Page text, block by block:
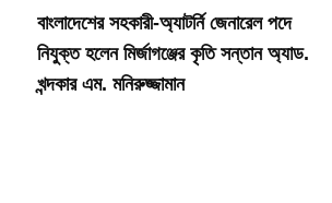
বাংলাদেশের সহকারী-অ্যাটর্নি জেনারেল পদে
নিযুক্ত হলেন মির্জাগঞ্জের কৃতি সন্তান অ্যাড.
খন্দকার এম. মনিরুজ্জামান